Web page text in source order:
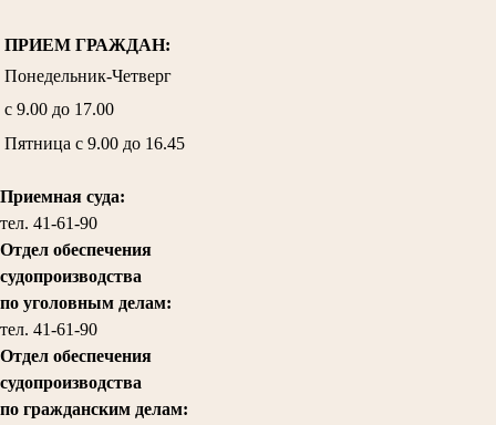
ПРИЕМ ГРАЖДАН:
Понедельник-Четверг
с 9.00 до 17.00
Пятница с 9.00 до 16.45
Приемная суда:
тел. 41-61-90
Отдел обеспечения
судопроизводства
по уголовным делам:
тел. 41-61-90
Отдел обеспечения
судопроизводства
по гражданским делам: